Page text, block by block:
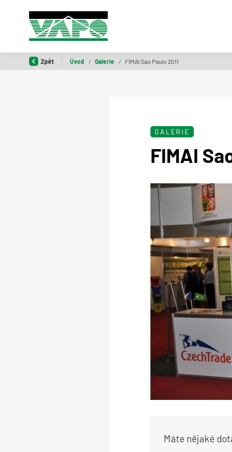
Zpět Úvod / Galerie / FIMAI Sao Paulo 2011
GALERIE
FIMAI
Máte nějaké